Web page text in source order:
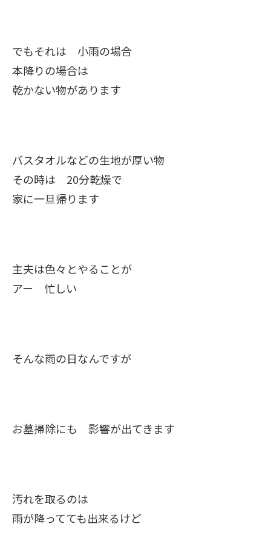
でもそれは 小雨の場合
本降りの場合は
乾かない物があります
バスタオルなどの生地が厚い物
その時は 20分乾燥で
家に一旦帰ります
主夫は色々とやることが
アー 忙しい
そんな雨の日なんですが
お墓掃除にも 影響が出てきます
汚れを取るのは
雨が降ってても出来るけど